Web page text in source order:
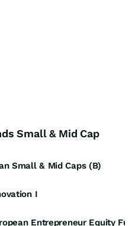
Small & Mid Cap
Small & Mid Caps (B)
I
Entrepreneur Equity